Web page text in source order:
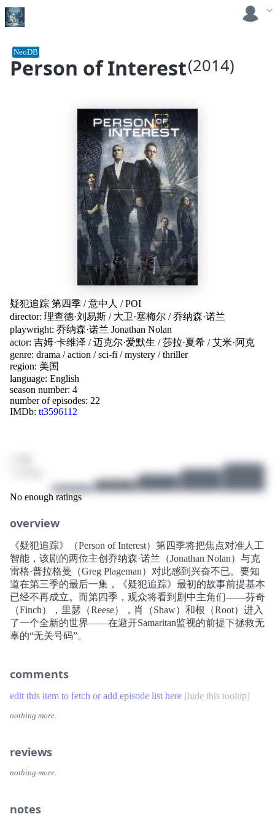
Person of Interest (2014)
NeoDB
疑犯追踪 第四季 /意中人 /POI
director: 理查德·刘易斯 / 大卫·塞梅尔 /乔纳森·诺兰
playwright: 乔纳森·诺兰 Jonathan Nolan
actor: 吉姆·卡维泽 /迈克尔·爱默生 /莎拉·夏希 /艾米·阿克
genre: drama /action /sci-fi /mystery /thriller
region: 美国
language: English
season number: 4
number of episodes: 22
IMDb: tt3596112
No enough ratings
overview
《疑犯追踪》（Person of Interest）第四季将把焦点对准人工
智能，该剧的两位主创乔纳森·诺兰（Jonathan Nolan）与克
雷格·普拉格曼（Greg Plageman）对此感到兴奋不已。要知
道在第三季的最后一集，《疑犯追踪》最初的故事前提基本
已经不再成立。而第四季，观众将看到剧中主角们——芬奇
（Finch），里瑟（Reese），肖（Shaw）和根（Root）进入
了一个全新的世界——在避开Samaritan监视的前提下拯救无
辜的“无关号码”。
comments
edit this item to fetch or add episode list here [hide this tooltip]
nothing more.
reviews
nothing more.
notes